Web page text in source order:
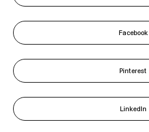
Facebook
Pinterest
LinkedIn